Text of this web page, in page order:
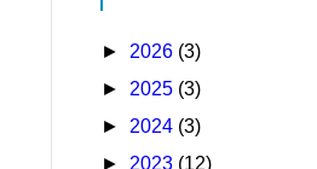
► 2026 (3)
► 2025 (3)
► 2024 (3)
► 2023 (12)